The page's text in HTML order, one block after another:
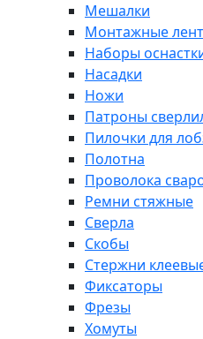
Мешалки
Монтажные
Наборы
Насадки
Ножи
Патроны
Пилочки для
Полотна
Проволока
Ремни стяжные
Сверла
Скобы
Стержни
Фиксаторы
Фрезы
Хомуты